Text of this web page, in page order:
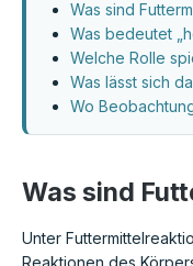
Was sind
Was bedeutet
Welche Rolle
Was lässt sich
Wo
Was sind
Unter
Reaktionen des